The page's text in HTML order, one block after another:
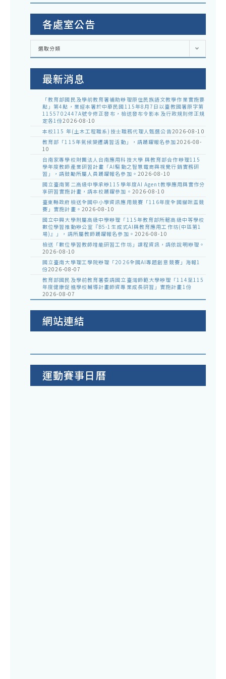
各處室公告
各
室
選取分類
最新消息
「教育部國民及學前教育署補助辦理原住民族語文教學作業實施要
點」第4點，業經本署於中華民國115年8月7日以臺教國署原字第
1155702447A號令修正發布，檢送發布令影本及行政規則修正規
定各1份2026-08-10
本校115 年(土木工程職系)技士職務代理人甄選公告2026-08-10
教育部「115年氣候變遷講習活動」，請踴躍報名參加2026-08-
10
台南家專學校財團法人台南應用科技大學 與教育部合作辦理115
學年度教師產業研習計畫「AI驅動之智慧電商與視覺行銷實務研
習」，請鼓勵所屬人員踴躍報名參加。 2026-08-10
國立臺南第二高級中學承辦115學年度AI Agent教學應用與實作分
享研習實施計畫，請本校踴躍參加。 2026-08-10
臺東縣政府檢送全國中小學資訊應用競賽「116年度全國貓咪盃競
賽」實施計畫。 2026-08-10
國立中興大學附屬高級中學辦理「115年教育部所轄高級中等學校
數位學習推動辦公室『B5-1生成式AI與教育應用工作坊(中區第1
場)』」，請所屬教師踴躍報名參加。 2026-08-10
檢送「數位學習教師增能研習工作坊」課程資訊，請依說明辦理。
2026-08-10
國立臺南大學理工學院辦理「2026全國AI專題創意競賽」海報1
份2026-08-07
教育部國民及學前教育署委請國立臺灣師範大學辦理「114至115
年度健康促進學校輔導計畫師資專業成長研習」實施計畫1份
2026-08-07
網站連結
運動賽事日曆